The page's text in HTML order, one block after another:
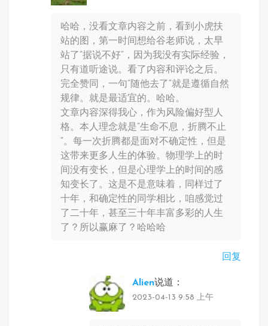
哈哈，没看文章内容之前，看到小虎扶
站的图，第一时间想给谷老师说，太早
站了”据说不好“，因为我没有实际经验，
只有道听途说。看了内容和评论之后。
完全赞同，一句”随他去了“就是遵循自然
规律。就是最适宜的。哈哈。
文章内容深得我心，作为风险偏好型人
格。本人理念就是”生命不息，折腾不止
“。每一次折腾都是面对不确定性，但是
这带来更多人生的体验。物理学上的时
间没有变长，但是心理学上的时间的感
知变长了。这是不是意味着，同样过了
十年，和确定性的同学相比，咱感觉过
了二十年，甚至三十年丰富多彩的人生
了？所以赢麻了？哈哈哈
回复
Alien说道：
2023-04-13 9:58 上午